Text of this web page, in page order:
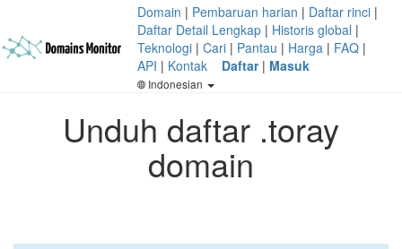
Domain | Pembaruan harian | Daftar rinci |
Daftar Detail Lengkap | Historis global |
Teknologi | Cari | Pantau | Harga | FAQ |
API | Kontak Daftar| Masuk
Indonesian
Unduh daftar .toray
domain